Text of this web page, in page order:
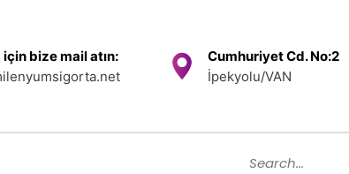
için bize mail atın:
Cumhuriyet Cd. No:2
İpekyolu/VAN